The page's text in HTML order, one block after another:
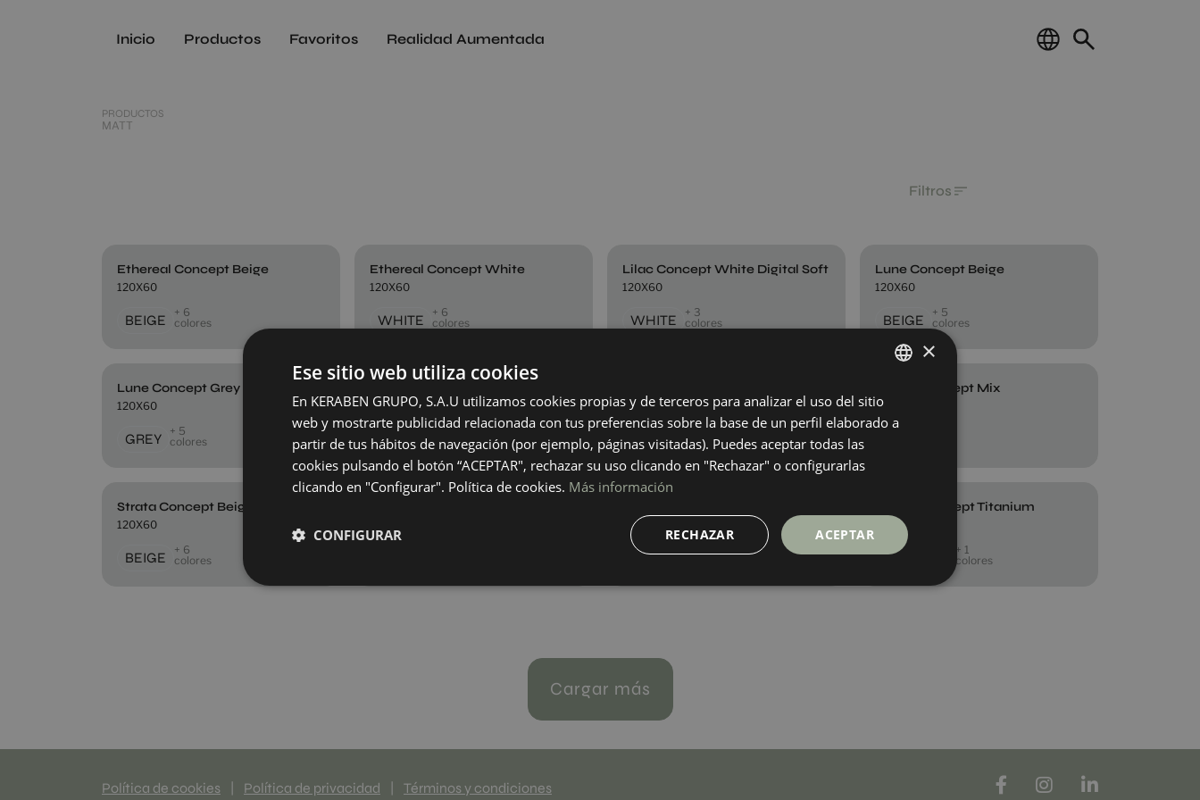
Inicio Productos Favoritos Realidad Aumentada
PRODUCTOS
MATT
Filtros
Ethereal Concept Beige
120X60
BEIGE
+ 6
colores
Ethereal Concept White
120X60
WHITE
+ 6
colores
Lilac Concept White Digital Soft
120X60
WHITE
+ 3
colores
Lune Concept Beige
120X60
BEIGE
+ 5
colores
Lune Concept Grey
120X60
GREY
+ 5
colores
120X60
ICE + 5
colores
120X60
WHITE + 3
colores
Shade Concept Mix
120X60
Strata Concept Beige
120X60
BEIGE
+ 6
colores
40X120
ROBLE
Albora Concept Titanium
40X120
TITANIUM
+ 1
colores
Cargar más
Política de cookies Política de privacidad Términos y condiciones
SPANISH
ENGLISH
×
Ese sitio web utiliza cookies
En KERABEN GRUPO, S.A.U utilizamos cookies propias y de terceros para analizar el uso del sitio
web y mostrarte publicidad relacionada con tus preferencias sobre la base de un perfil elaborado a
partir de tus hábitos de navegación (por ejemplo, páginas visitadas). Puedes aceptar todas las
cookies pulsando el botón “ACEPTAR", rechazar su uso clicando en "Rechazar" o configurarlas
clicando en "Configurar". Política de cookies. Más información
ACEPTAR
RECHAZAR
CONFIGURAR